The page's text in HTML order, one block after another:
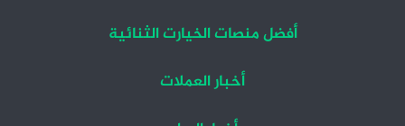
أفضل منصات الخيارت الثنائية
أخبار العملات